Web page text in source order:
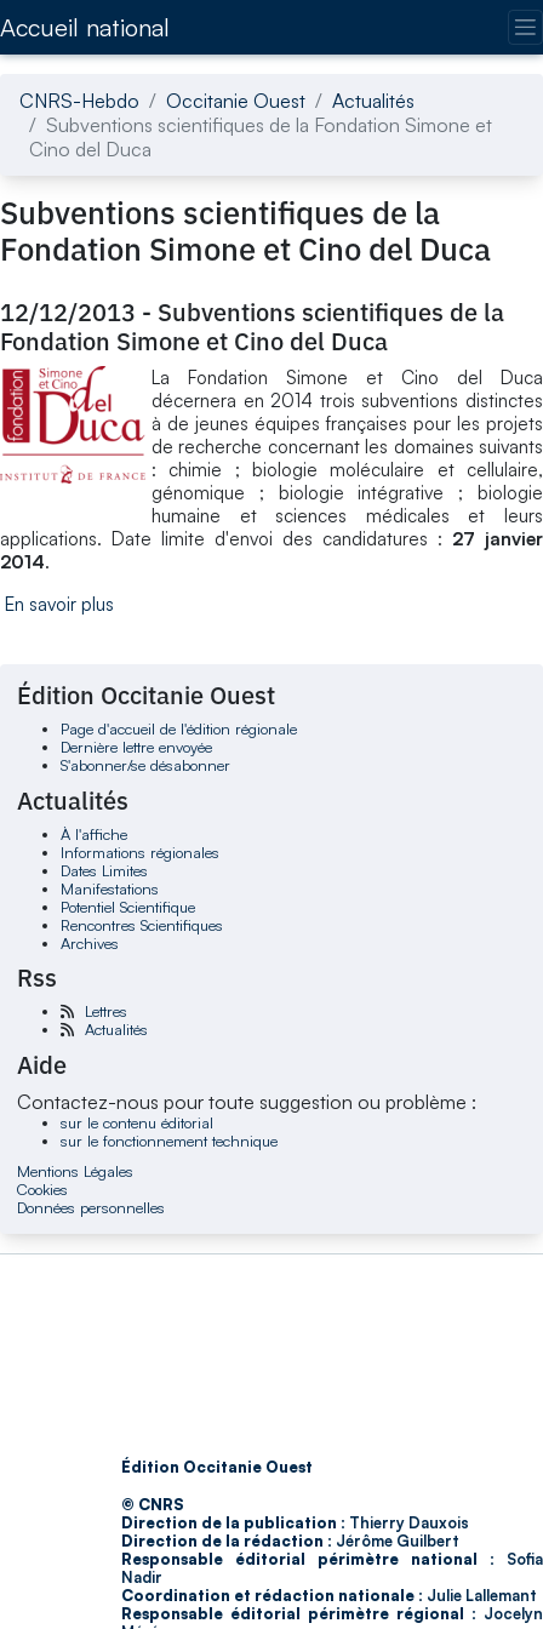
Accueil national
CNRS-Hebdo Occitanie Ouest
Actualités
Subventions scientifiques de la Fondation Simone et
Cino del Duca
Subventions scientifiques de la
Fondation Simone et Cino del Duca
12/12/2013 - Subventions scientifiques de la
Fondation Simone et Cino del Duca
La Fondation Simone et Cino del Duca
décernera en 2014 trois subventions distinctes
à de jeunes équipes françaises pour les projets
de recherche concernant les domaines suivants
: chimie ; biologie moléculaire et cellulaire,
génomique ; biologie intégrative ; biologie
humaine et sciences médicales et leurs
applications. Date limite d'envoi des candidatures : 27 janvier
2014.
En savoir plus
Édition Occitanie Ouest
Page d'accueil de l'édition régionale
Dernière lettre envoyée
S'abonner/se désabonner
Actualités
À l'affiche
Informations régionales
Dates Limites
Manifestations
Potentiel Scientifique
Rencontres Scientifiques
Archives
Rss
Lettres
Actualités
Aide
Contactez-nous pour toute suggestion ou problème :
sur le contenu éditorial
sur le fonctionnement technique
Mentions Légales
Cookies
Données personnelles
Édition Occitanie Ouest
© CNRS
Direction de la publication : Thierry Dauxois
Direction de la rédaction : Jérôme Guilbert
Responsable éditorial périmètre national : Sofia
Nadir
Coordination et rédaction nationale : Julie Lallemant
Responsable éditorial périmètre régional : Jocelyn